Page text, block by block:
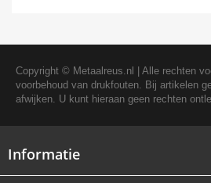
Copyright © Metaalreus.nl
| Alle rechten
voorbehoud van drukfouten. Bij artikelen
afwijken. U kunt hieraan geen rechten
Informatie